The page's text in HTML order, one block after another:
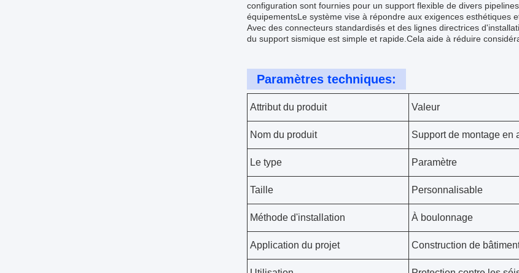
configuration sont fournies pour un support flexible de divers
équipementsLe système vise à répondre aux exigences esthétiques
Avec des connecteurs standardisés et des lignes directrices
du support sismique est simple et rapide.Cela aide à réduire
Paramètres techniques:
Attribut du produit Valeur
Nom du produit Support de montage en
Le type Paramètre
Taille Personnalisable
Méthode d'installation À boulonnage
Application du projet Construction de